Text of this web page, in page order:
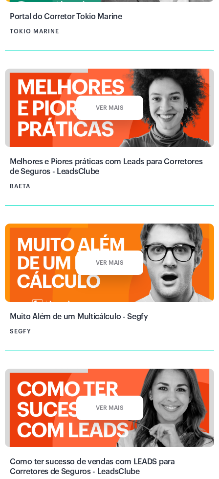
Portal do Corretor Tokio Marine
TOKIO MARINE
VER MAIS
Melhores e Piores práticas com Leads para Corretores
de Seguros - LeadsClube
BAETA
VER MAIS
Muito Além de um Multicálculo - Segfy
SEGFY
VER MAIS
Como ter sucesso de vendas com LEADS para
Corretores de Seguros - LeadsClube